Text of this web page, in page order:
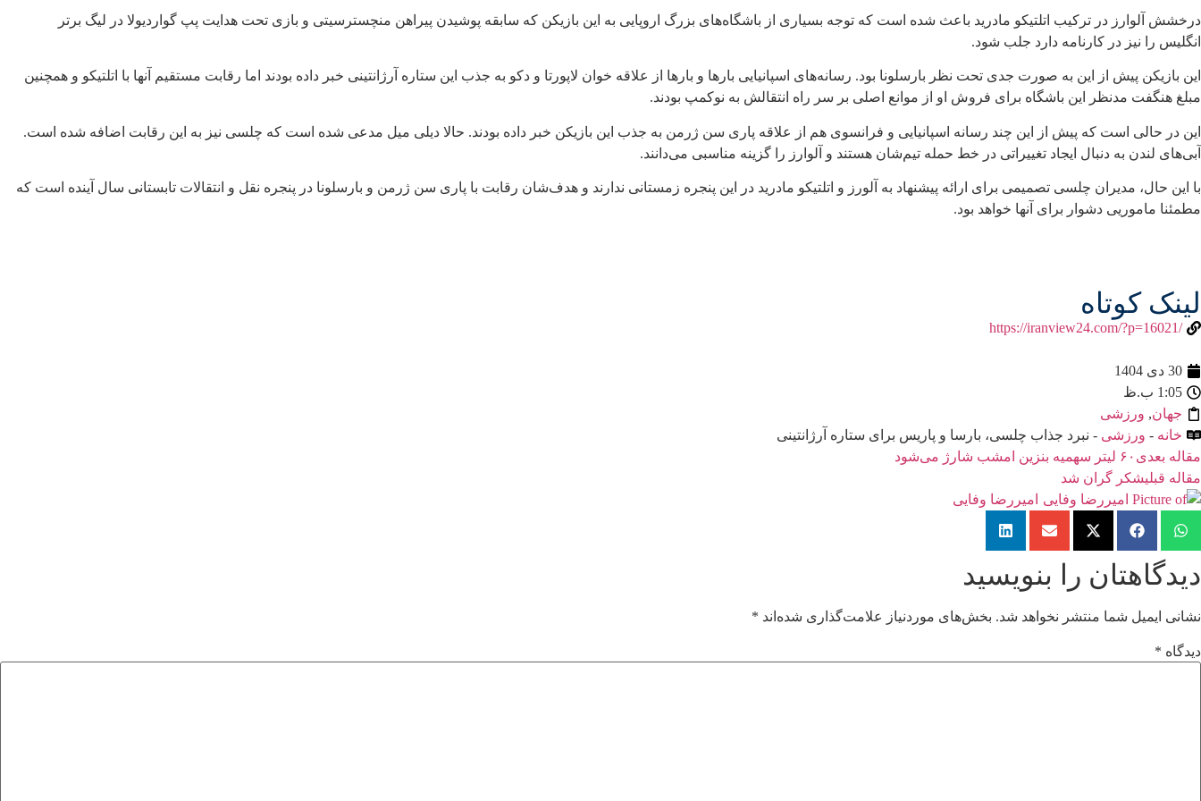
درخشش آلوارز در ترکیب اتلتیکو مادرید باعث شده است که توجه بسیاری از باشگاه‌های بزرگ اروپایی به این بازیکن که سابقه پوشیدن پیراهن منچسترسیتی و بازی تحت هدایت پپ گواردیولا در لیگ برتر
انگلیس را نیز در کارنامه دارد جلب شود.
این بازیکن پیش از این به صورت جدی تحت نظر بارسلونا بود. رسانه‌های اسپانیایی بارها و بارها از علاقه خوان لاپورتا و دکو به جذب این ستاره آرژانتینی خبر داده بودند اما رقابت مستقیم آنها با اتلتیکو و همچنین
مبلغ هنگفت مدنظر این باشگاه برای فروش او از موانع اصلی بر سر راه انتقالش به نوکمپ بودند.
این در حالی است که پیش از این چند رسانه اسپانیایی و فرانسوی هم از علاقه پاری سن ژرمن به جذب این بازیکن خبر داده بودند. حالا دیلی میل مدعی شده است که چلسی نیز به این رقابت اضافه شده است.
آبی‌های لندن به دنبال ایجاد تغییراتی در خط حمله تیم‌شان هستند و آلوارز را گزینه مناسبی می‌دانند.
با این حال، مدیران چلسی تصمیمی برای ارائه پیشنهاد به آلورز و اتلتیکو مادرید در این پنجره زمستانی ندارند و هدف‌شان رقابت با پاری سن ژرمن و بارسلونا در پنجره نقل و انتقالات تابستانی سال آینده است که
مطمئنا ماموریی دشوار برای آنها خواهد بود.
لینک کوتاه
/https://iranview24.com/?p=16021
30 دی 1404
1:05 ب.ظ
جهان, ورزشی
خانه - ورزشی - نبرد جذاب چلسی، بارسا و پاریس برای ستاره آرژانتینی
مقاله بعدی ۶۰ لیتر سهمیه بنزین امشب شارژ می‌شود
مقاله قبلیشکر گران شد
امیررضا وفایی
دیدگاهتان را بنویسید
نشانی ایمیل شما منتشر نخواهد شد. بخش‌های موردنیاز علامت‌گذاری شده‌اند *
دیدگاه *